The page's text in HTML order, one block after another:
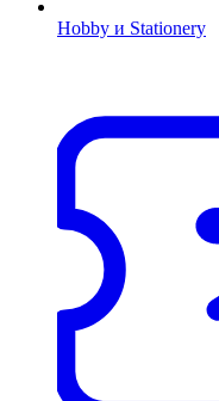
Hobby и Stationery